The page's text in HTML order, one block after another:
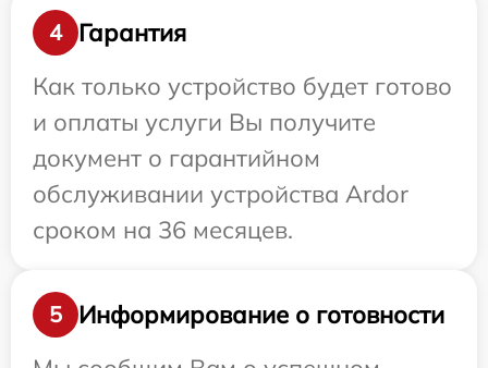
4
Гарантия
Как только устройство будет готово
и оплаты услуги Вы получите
документ о гарантийном
обслуживании устройства Ardor
сроком на 36 месяцев.
5
Информирование о готовности